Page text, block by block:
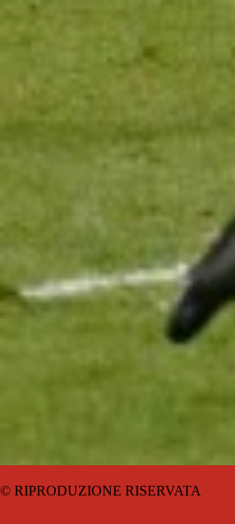
© RIPRODUZIONE RISERVATA